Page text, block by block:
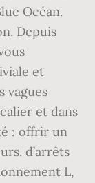
Océan.
Depuis
et
vagues
et dans
: offrir un
d’arrêts
L,